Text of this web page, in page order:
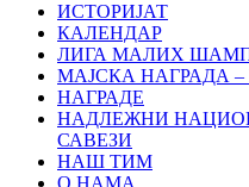
ИСТОРИЈАТ
КАЛЕНДАР
ЛИГА МАЛИХ
МАЈСКА НАГРАДА –
НАГРАДЕ
НАДЛЕЖНИ
САВЕЗИ
НАШ ТИМ